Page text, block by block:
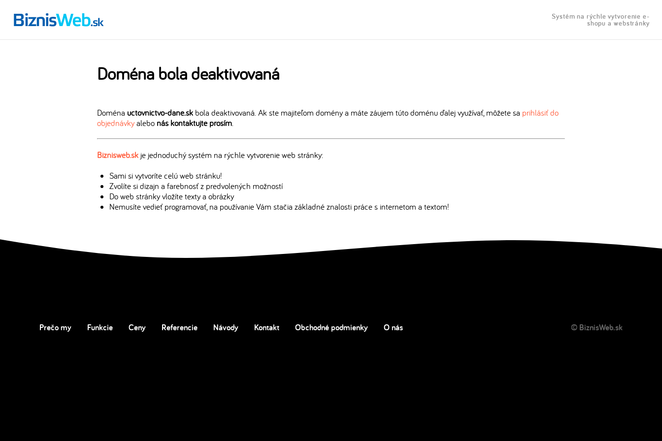
Systém na rýchle vytvorenie e-
shopu a webstránky
Doména bola deaktivovaná
Doména uctovnictvo-dane.sk bola deaktivovaná. Ak ste majiteľom domény a máte záujem túto doménu ďalej využívať, môžete sa prihlásiť do
objednávkyalebo nás kontaktujte prosím
Biznisweb.sk je jednoduchý systém na rýchle vytvorenie web stránky:
Sami si vytvoríte celú web stránku!
Zvolíte si dizajn a farebnosť z predvolených možností
Do web stránky vložíte texty a obrázky
Nemusíte vedieť programovať, na používanie Vám stačia základné znalosti práce s internetom a textom!
Prečo my Funkcie Ceny Referencie Návody Kontakt Obchodné podmienky O nás © BiznisWeb.sk